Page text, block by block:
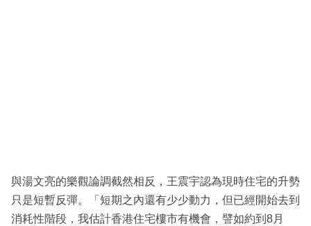
與湯文亮的樂觀論調截然相反，王震宇認為現時住宅的升勢
只是短暫反彈。「短期之內還有少少動力，但已經開始去到
消耗性階段，我估計香港住宅樓市有機會，譬如約到8月